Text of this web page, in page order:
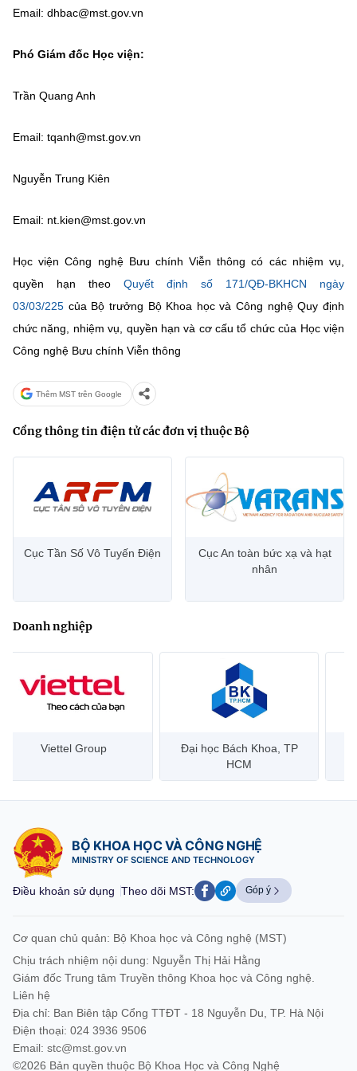
website này)
Email: dhbac@mst.gov.vn
Phó Giám đốc Học viện:
Trần Quang Anh
Email: tqanh@mst.gov.vn
Nguyễn Trung Kiên
Email: nt.kien@mst.gov.vn
Học viện Công nghệ Bưu chính Viễn thông có các nhiệm vụ,
quyền hạn theo Quyết định số 171/QĐ-BKHCN ngày
03/03/225 của Bộ trưởng Bộ Khoa học và Công nghệ Quy định
chức năng, nhiệm vụ, quyền hạn và cơ cấu tổ chức của Học viện
Công nghệ Bưu chính Viễn thông
Thêm MST trên Google
Cổng thông tin điện tử các đơn vị thuộc Bộ
Cục Tần Số Vô Tuyến Điện
Cục An toàn bức xạ và hạt
nhân
Doanh nghiệp
Viettel Group
Đại học Bách Khoa, TP
HCM
BỘ KHOA HỌC VÀ CÔNG NGHỆ
MINISTRY OF SCIENCE AND TECHNOLOGY
Điều khoản sử dụng Theo dõi MST: Góp ý
Cơ quan chủ quản: Bộ Khoa học và Công nghệ (MST)
Chịu trách nhiệm nội dung: Nguyễn Thị Hải Hằng
Giám đốc Trung tâm Truyền thông Khoa học và Công nghệ.
Liên hệ
Địa chỉ: Ban Biên tập Cổng TTĐT - 18 Nguyễn Du, TP. Hà Nội
Điện thoại: 024 3936 9506
Email: stc@mst.gov.vn
©2026 Bản quyền thuộc Bộ Khoa Học và Công Nghệ